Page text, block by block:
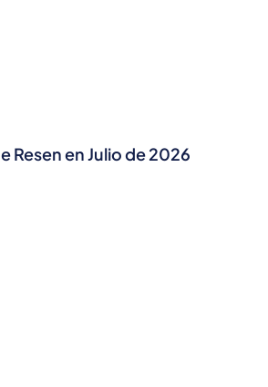
Resen en Julio de 2026